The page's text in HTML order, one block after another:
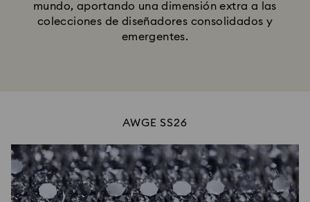
mundo, aportando una dimensión extra a las
colecciones de diseñadores consolidados y
emergentes.
AWGE SS26